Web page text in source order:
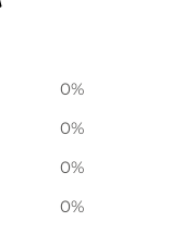
0%
0%
0%
0%